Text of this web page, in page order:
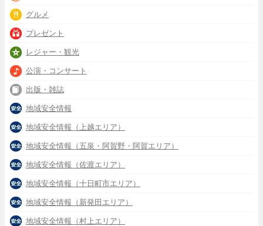
グルメ
プレゼント
レジャー・観光
公演・コンサート
出版・雑誌
地域安全情報
地域安全情報（上越エリア）
地域安全情報（五泉・阿賀野・阿賀エリア）
地域安全情報（佐渡エリア）
地域安全情報（十日町市エリア）
地域安全情報（新発田エリア）
地域安全情報（村上エリア）